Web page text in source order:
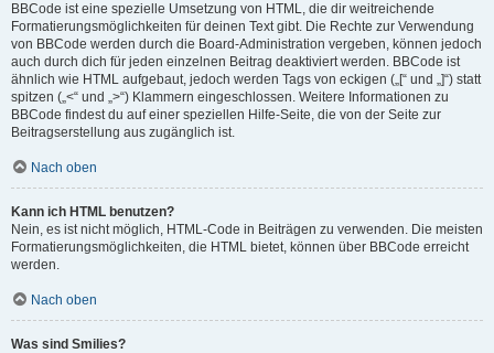
BBCode ist eine spezielle Umsetzung von HTML, die dir weitreichende
Formatierungsmöglichkeiten für deinen Text gibt. Die Rechte zur Verwendung
von BBCode werden durch die Board-Administration vergeben, können jedoch
auch durch dich für jeden einzelnen Beitrag deaktiviert werden. BBCode ist
ähnlich wie HTML aufgebaut, jedoch werden Tags von eckigen („[“ und „]“) statt
spitzen („<“ und „>“) Klammern eingeschlossen. Weitere Informationen zu
BBCode findest du auf einer speziellen Hilfe-Seite, die von der Seite zur
Beitragserstellung aus zugänglich ist.
Nach oben
Kann ich HTML benutzen?
Nein, es ist nicht möglich, HTML-Code in Beiträgen zu verwenden. Die meisten
Formatierungsmöglichkeiten, die HTML bietet, können über BBCode erreicht
werden.
Nach oben
Was sind Smilies?